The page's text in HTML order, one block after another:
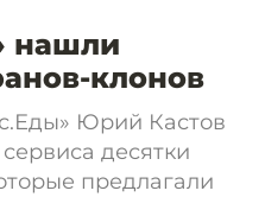
нашли
клонов
Юрий Кастов
десятки
предлагали